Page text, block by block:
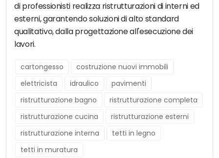
di professionisti realizza ristrutturazioni di interni ed
esterni, garantendo soluzioni di alto standard
qualitativo, dalla progettazione all'esecuzione dei
lavori.
cartongesso
costruzione nuovi immobili
elettricista
idraulico
pavimenti
ristrutturazione bagno
ristrutturazione completa
ristrutturazione cucina
ristrutturazione esterni
ristrutturazione interna
tetti in legno
tetti in muratura